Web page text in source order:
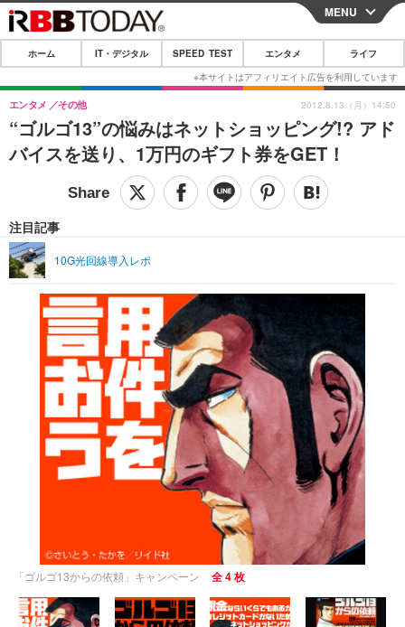
CLOSE
ホーム
IT・デジタル
IT・デジタルTOP スマートフォン
ガジェット・ツール
ショッピング その他
SPEED TEST
エンタメTOP 映画・ドラマ
グラビア ブログ
ショッピング その他
ライフTOP
その他
リリース一覧
プッシュ通知の停止方法
MENU
ホーム IT・デジタル SPEED TEST エンタメ ライフ
“ゴルゴ13”の悩みはネットショッピング!? アド
バイスを送り、1万円のギフト券をGET！
エンタメ その他
注目記事
10G光回線導入レポ
2012.8.13（月）14:50
「ゴルゴ13からの依頼」キャンペーン 全 4 枚